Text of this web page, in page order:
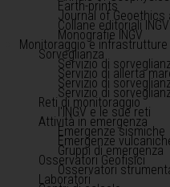
Earth-prints
Journal of Geoethics
Collane editoriali INGV
Monografie INGV
Monitoraggio e infrastrutture
Sorveglianza
Servizio di
Servizio di allerta
Servizio di
Servizio di
Reti di monitoraggio
l'INGV e le sue reti
Attività in emergenza
Emergenze sismiche
Emergenze
Gruppi di emergenza
Osservatori Geofisici
Osservatori
Laboratori